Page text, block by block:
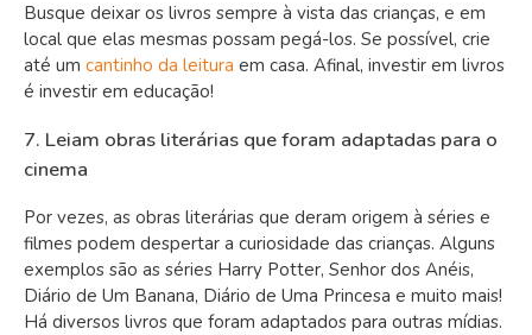
Busque deixar os livros sempre à vista das crianças, e em
local que elas mesmas possam pegá-los. Se possível, crie
até um cantinho da leitura em casa. Afinal, investir em livros
é investir em educação!
7. Leiam obras literárias que foram adaptadas para o
cinema
Por vezes, as obras literárias que deram origem à séries e
filmes podem despertar a curiosidade das crianças. Alguns
exemplos são as séries Harry Potter, Senhor dos Anéis,
Diário de Um Banana, Diário de Uma Princesa e muito mais!
Há diversos livros que foram adaptados para outras mídias.